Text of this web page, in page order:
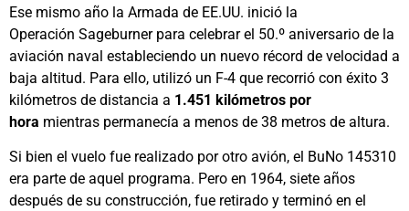
Ese mismo año la Armada de EE.UU. inició la
Operación Sageburner para celebrar el 50.º aniversario de la
aviación naval estableciendo un nuevo récord de velocidad a
baja altitud. Para ello, utilizó un F-4 que recorrió con éxito 3
kilómetros de distancia a 1.451 kilómetros por
hora mientras permanecía a menos de 38 metros de altura.
Si bien el vuelo fue realizado por otro avión, el BuNo 145310
era parte de aquel programa. Pero en 1964, siete años
después de su construcción, fue retirado y terminó en el